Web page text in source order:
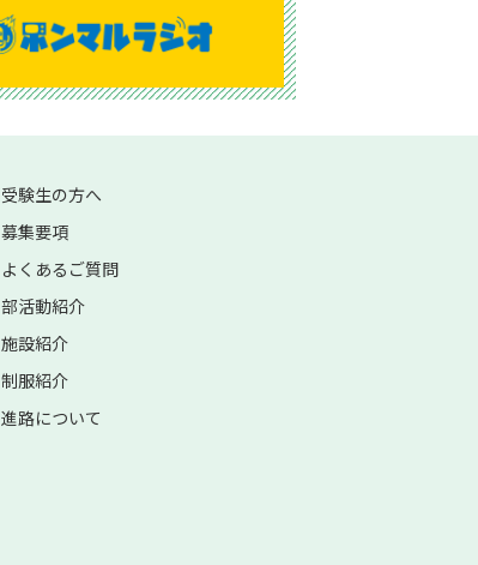
受験生の方へ
募集要項
よくあるご質問
部活動紹介
施設紹介
制服紹介
進路について